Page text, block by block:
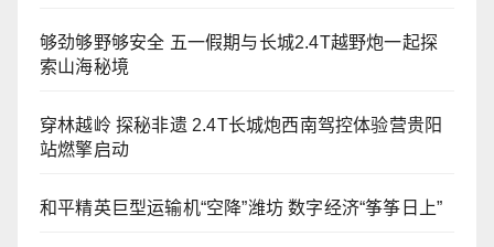
够劲够野够安全 五一假期与长城2.4T越野炮一起探
索山海秘境
穿林越岭 探秘非遗 2.4T长城炮西南驾控体验营贵阳
站燃擎启动
和平精英巨型运输机“空降”潍坊 数字经济“筝筝日上”